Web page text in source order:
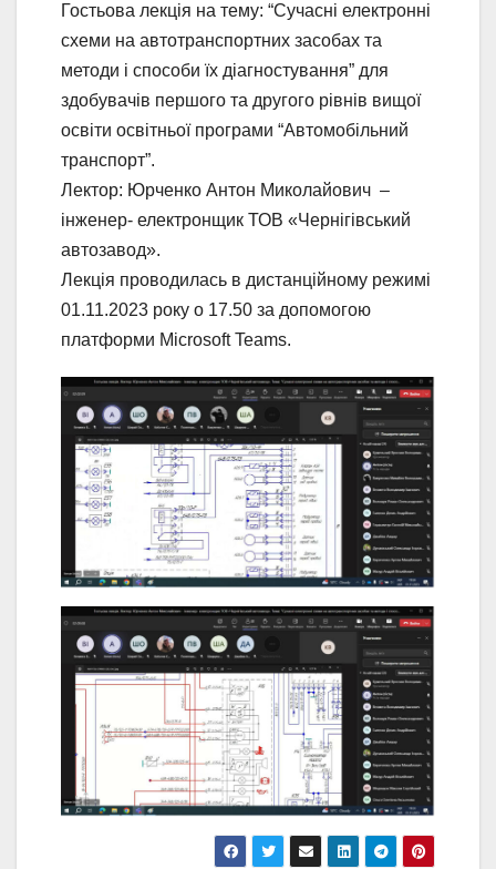
Гостьова лекція на тему: “Сучасні електронні
схеми на автотранспортних засобах та
методи і способи їх діагностування” для
здобувачів першого та другого рівнів вищої
освіти освітньої програми “Автомобільний
транспорт”.
Лектор: Юрченко Антон Миколайович –
інженер- електронщик ТОВ «Чернігівський
автозавод».
Лекція проводилась в дистанційному режимі
01.11.2023 року о 17.50 за допомогою
платформи Microsoft Teams.